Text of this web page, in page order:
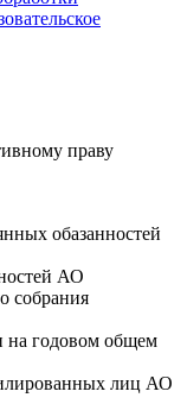
праву
обазанностей
АО
собрания
на годовом общем
лиц АО